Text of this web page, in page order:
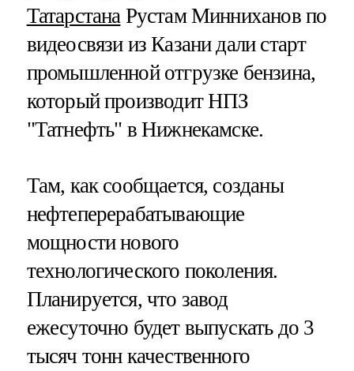
Татарстана Рустам Минниханов по
видеосвязи из Казани дали старт
промышленной отгрузке бензина,
который производит НПЗ
"Татнефть" в Нижнекамске.
Там, как сообщается, созданы
нефтеперерабатывающие
мощности нового
технологического поколения.
Планируется, что завод
ежесуточно будет выпускать до 3
тысяч тонн качественного